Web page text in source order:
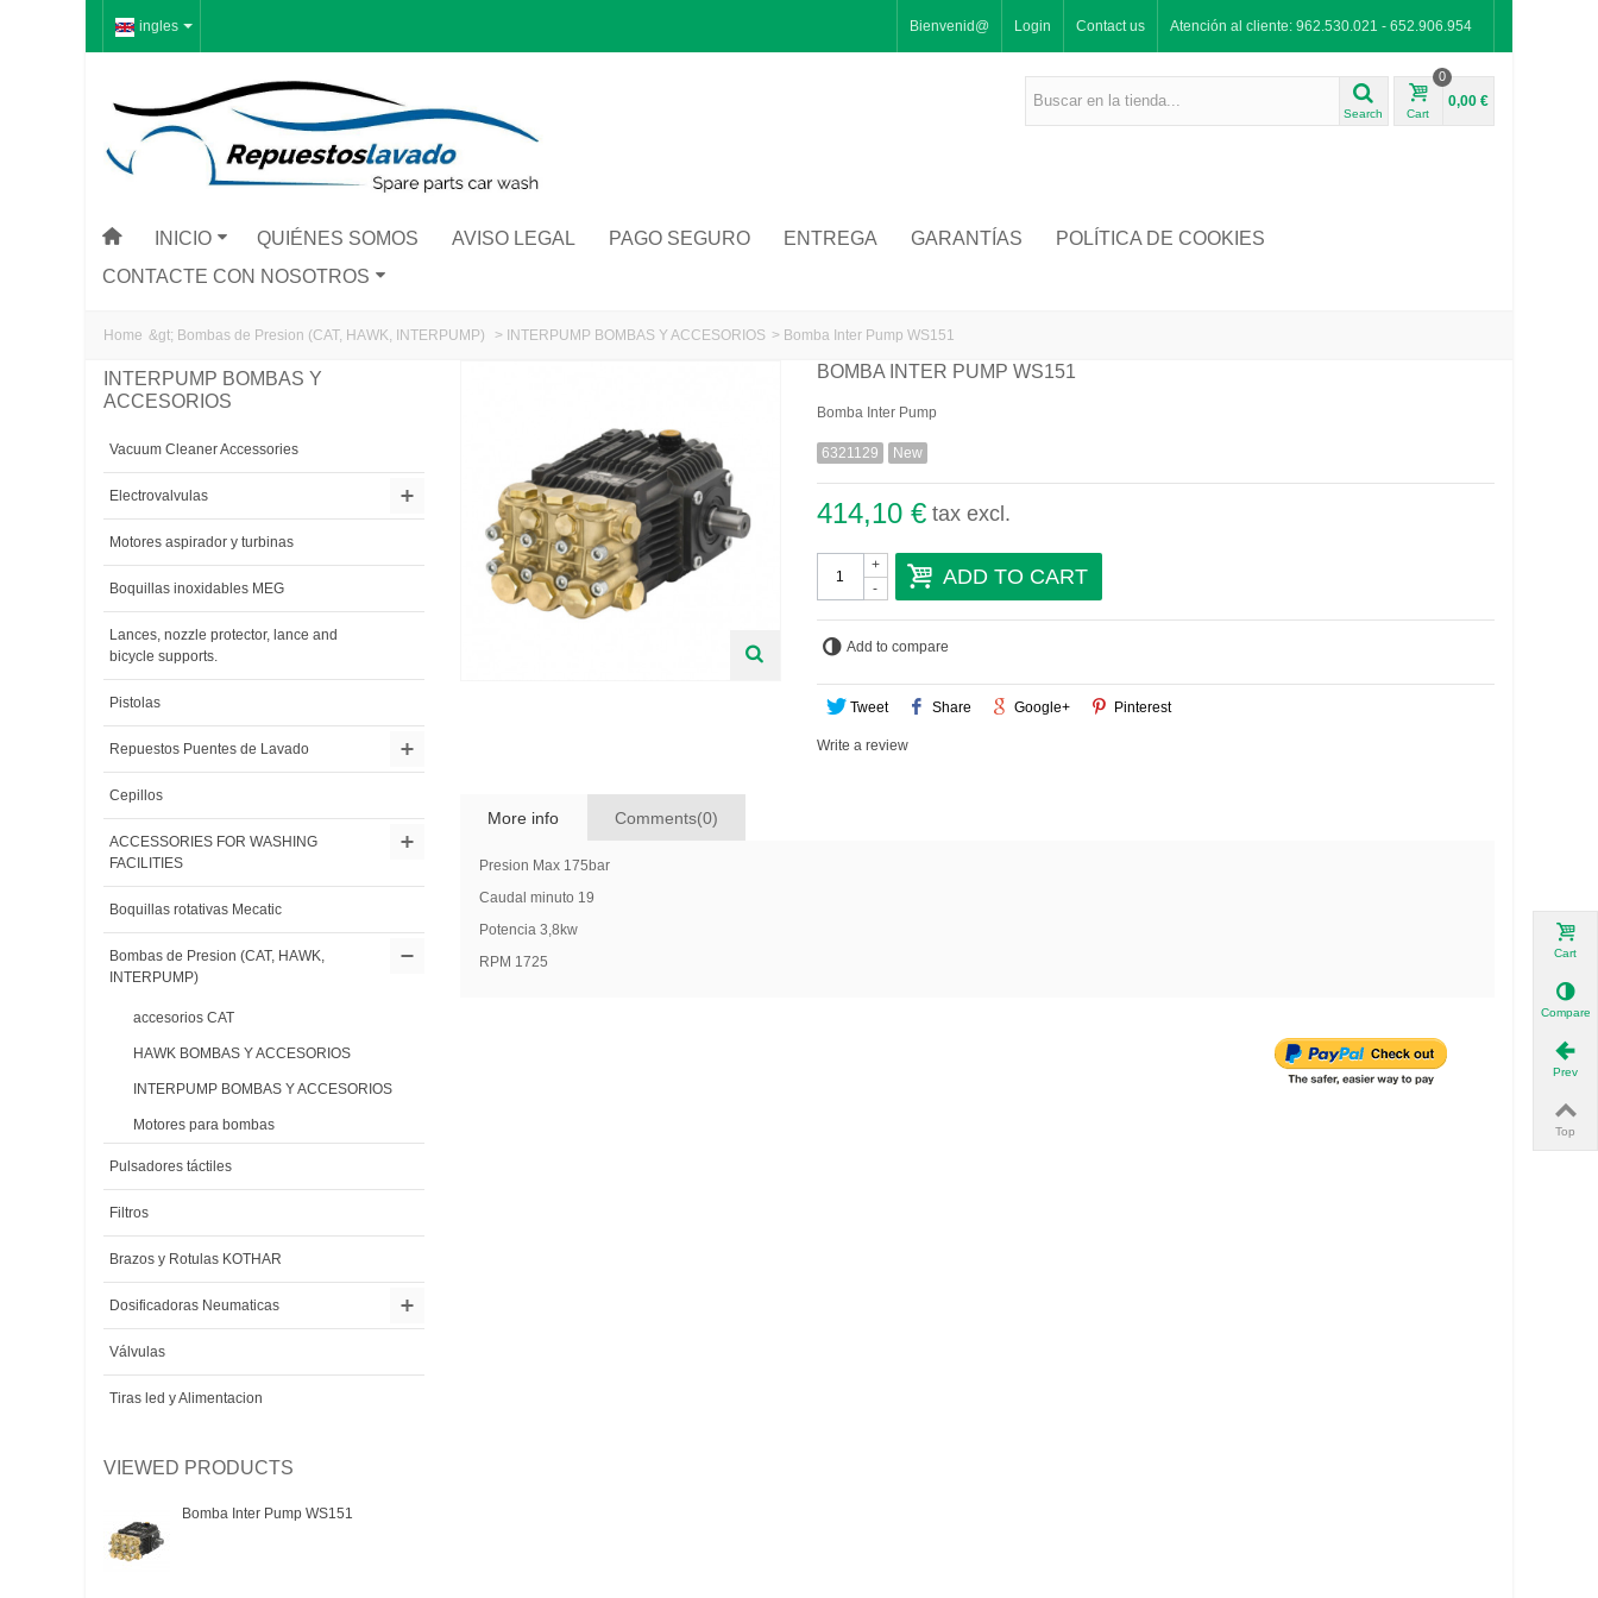
Atención al cliente: 962.530.021 - 652.906.954
ingles Contact us
Bienvenid@ Login
Search Cart
0
0,00 €
INICIO QUIÉNES SOMOS AVISO LEGAL PAGO SEGURO ENTREGA GARANTÍAS
POLÍTICA DE COOKIES
CONTACTE CON NOSOTROS
Home &gt; Bombas de Presion (CAT, HAWK, INTERPUMP) > INTERPUMP BOMBAS Y ACCESORIOS > Bomba Inter Pump WS151
INTERPUMP BOMBAS Y
ACCESORIOS
Vacuum Cleaner Accessories
Electrovalvulas
Motores aspirador y turbinas
Boquillas inoxidables MEG
Lances, nozzle protector, lance and
bicycle supports.
Pistolas
Repuestos Puentes de Lavado
Cepillos
ACCESSORIES FOR WASHING
FACILITIES
Boquillas rotativas Mecatic
Bombas de Presion (CAT, HAWK,
INTERPUMP)
accesorios CAT
HAWK BOMBAS Y ACCESORIOS
INTERPUMP BOMBAS Y ACCESORIOS
Motores para bombas
Pulsadores táctiles
Filtros
Brazos y Rotulas KOTHAR
Dosificadoras Neumaticas
Válvulas
Tiras led y Alimentacion
VIEWED PRODUCTS
Bomba Inter Pump WS151
BOMBA INTER PUMP WS151
Bomba Inter Pump
6321129 New
414,10 € tax excl.
-
+ ADD TO CART
Add to compare
Tweet Share Google+ Pinterest
Write a review
More info Comments(0)
Presion Max 175bar
Caudal minuto 19
Potencia 3,8kw
RPM 1725
Cart
Compare
Prev
Top